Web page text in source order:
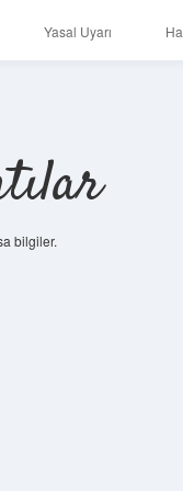
Yasal Uyarı
bilgiler.